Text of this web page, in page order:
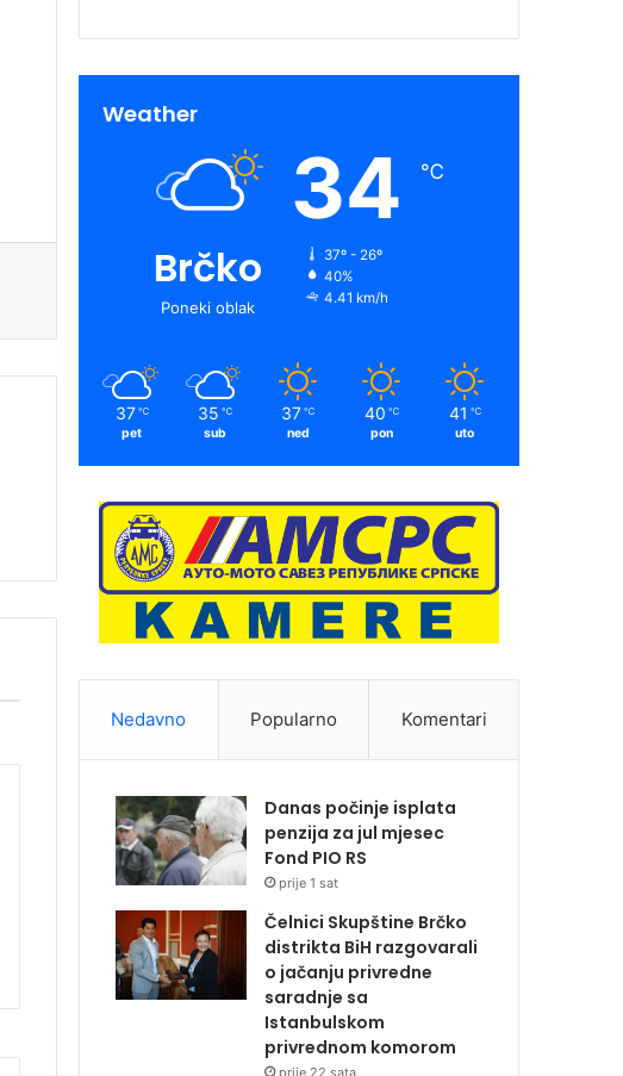
Weather
Brčko
Poneki oblak
34 ℃
37º - 26º
40%
4.41 km/h
37 ℃
pet
35 ℃
sub
37 ℃
ned
40 ℃
pon
41 ℃
uto
Nedavno Popularno Komentari
Danas počinje isplata
penzija za jul mjesec
Fond PIO RS
prije 1 sat
Čelnici Skupštine Brčko
distrikta BiH razgovarali
o jačanju privredne
saradnje sa
Istanbulskom
privrednom komorom